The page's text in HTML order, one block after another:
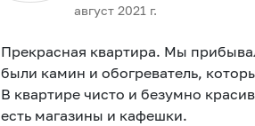
август 2021 г.
Прекрасная квартира. Мы
были камин и обогреватель,
В квартире чисто и безумно
есть магазины и кафешки.